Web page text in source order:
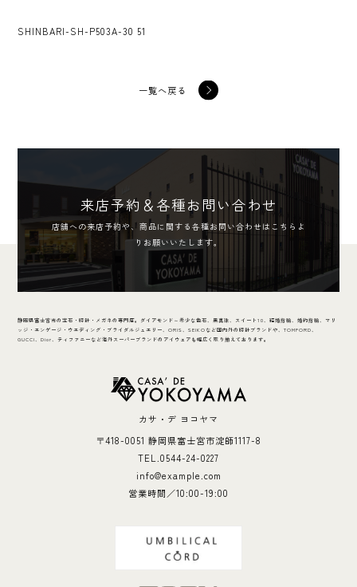
SHINBARI-SH-P503A-30 51
一覧へ戻る
来店予約＆各種お問い合わせ
店舗への来店予約や、商品に関する各種お問い合わせはこちらよ
りお願いいたします。
静岡県富士宮市の宝石・時計・メガネの専門店。ダイアモンド～希少な色石、黒真珠、スイート10、結婚指輪、婚約指輪、マリ
ッジ・エンゲージ・ウエディング・ブライダルジュエリー、ORIS、SEIKOなど国内外の時計ブランドや、TOMFORD、
GUCCI、Dior、ティファニーなど海外スーパーブランドのアイウェアも幅広く取り揃えております。
カサ・デ ヨコヤマ
〒418-0051 静岡県富士宮市淀師1117-8
TEL.0544-24-0227
info@example.com
営業時間／10:00-19:00